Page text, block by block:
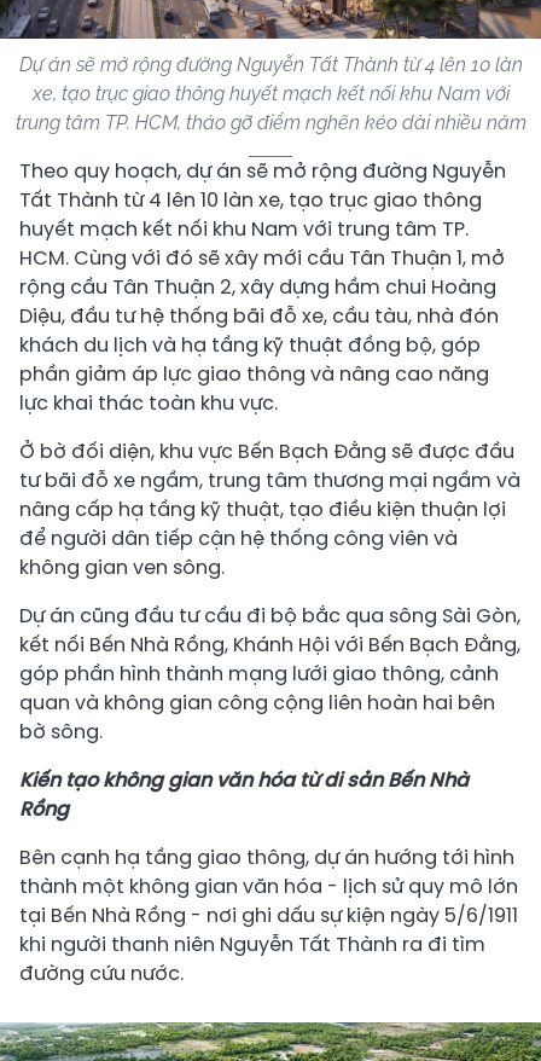
Dự án sẽ mở rộng đường Nguyễn Tất Thành từ 4 lên 10 làn
xe, tạo trục giao thông huyết mạch kết nối khu Nam với
trung tâm TP. HCM, tháo gỡ điểm nghẽn kéo dài nhiều năm
Theo quy hoạch, dự án sẽ mở rộng đường Nguyễn
Tất Thành từ 4 lên 10 làn xe, tạo trục giao thông
huyết mạch kết nối khu Nam với trung tâm TP.
HCM. Cùng với đó sẽ xây mới cầu Tân Thuận 1, mở
rộng cầu Tân Thuận 2, xây dựng hầm chui Hoàng
Diệu, đầu tư hệ thống bãi đỗ xe, cầu tàu, nhà đón
khách du lịch và hạ tầng kỹ thuật đồng bộ, góp
phần giảm áp lực giao thông và nâng cao năng
lực khai thác toàn khu vực.
Ở bờ đối diện, khu vực Bến Bạch Đằng sẽ được đầu
tư bãi đỗ xe ngầm, trung tâm thương mại ngầm và
nâng cấp hạ tầng kỹ thuật, tạo điều kiện thuận lợi
để người dân tiếp cận hệ thống công viên và
không gian ven sông.
Dự án cũng đầu tư cầu đi bộ bắc qua sông Sài Gòn,
kết nối Bến Nhà Rồng, Khánh Hội với Bến Bạch Đằng,
góp phần hình thành mạng lưới giao thông, cảnh
quan và không gian công cộng liên hoàn hai bên
bờ sông.
Kiến tạo không gian văn hóa từ di sản Bến Nhà
Rồng
Bên cạnh hạ tầng giao thông, dự án hướng tới hình
thành một không gian văn hóa - lịch sử quy mô lớn
tại Bến Nhà Rồng - nơi ghi dấu sự kiện ngày 5/6/1911
khi người thanh niên Nguyễn Tất Thành ra đi tìm
đường cứu nước.